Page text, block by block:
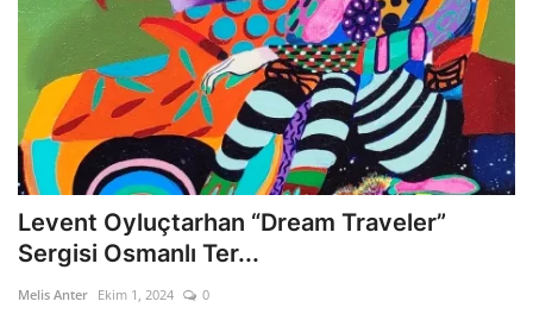
Levent Oyluçtarhan “Dream Traveler”
Sergisi Osmanlı Ter...
Melis Anter Ekim 1, 2024 0